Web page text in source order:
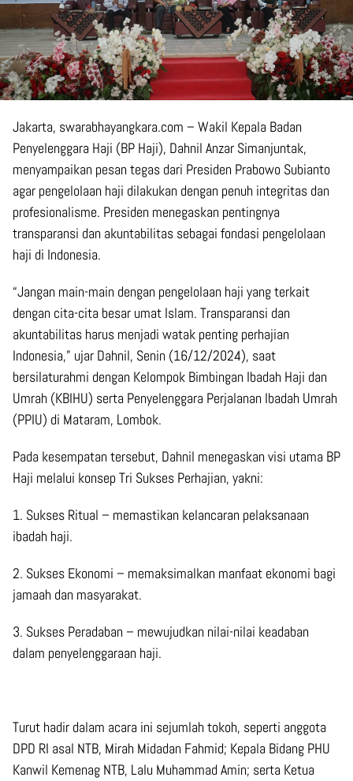
Jakarta, swarabhayangkara.com – Wakil Kepala Badan
Penyelenggara Haji (BP Haji), Dahnil Anzar Simanjuntak,
menyampaikan pesan tegas dari Presiden Prabowo Subianto
agar pengelolaan haji dilakukan dengan penuh integritas dan
profesionalisme. Presiden menegaskan pentingnya
transparansi dan akuntabilitas sebagai fondasi pengelolaan
haji di Indonesia.
“Jangan main-main dengan pengelolaan haji yang terkait
dengan cita-cita besar umat Islam. Transparansi dan
akuntabilitas harus menjadi watak penting perhajian
Indonesia,” ujar Dahnil, Senin (16/12/2024), saat
bersilaturahmi dengan Kelompok Bimbingan Ibadah Haji dan
Umrah (KBIHU) serta Penyelenggara Perjalanan Ibadah Umrah
(PPIU) di Mataram, Lombok.
Pada kesempatan tersebut, Dahnil menegaskan visi utama BP
Haji melalui konsep Tri Sukses Perhajian, yakni:
1. Sukses Ritual – memastikan kelancaran pelaksanaan
ibadah haji.
2. Sukses Ekonomi – memaksimalkan manfaat ekonomi bagi
jamaah dan masyarakat.
3. Sukses Peradaban – mewujudkan nilai-nilai keadaban
dalam penyelenggaraan haji.
Turut hadir dalam acara ini sejumlah tokoh, seperti anggota
DPD RI asal NTB, Mirah Midadan Fahmid; Kepala Bidang PHU
Kanwil Kemenag NTB, Lalu Muhammad Amin; serta Ketua